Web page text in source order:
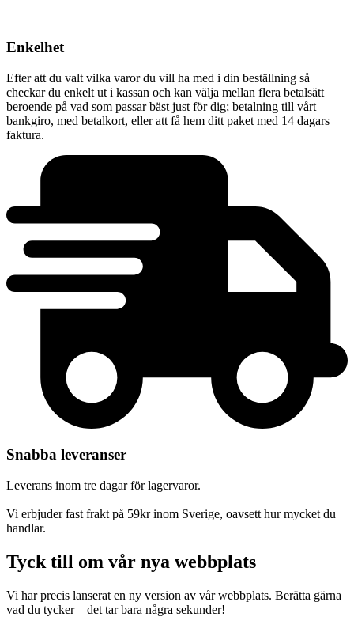
Enkelhet
Efter att du valt vilka varor du vill ha med i din beställning så
checkar du enkelt ut i kassan och kan välja mellan flera betalsätt
beroende på vad som passar bäst just för dig; betalning till vårt
bankgiro, med betalkort, eller att få hem ditt paket med 14 dagars
faktura.
Snabba leveranser
Leverans inom tre dagar för lagervaror.
Vi erbjuder fast frakt på 59kr inom Sverige, oavsett hur mycket du
handlar.
Tyck till om vår nya webbplats
Vi har precis lanserat en ny version av vår webbplats. Berätta gärna
vad du tycker – det tar bara några sekunder!